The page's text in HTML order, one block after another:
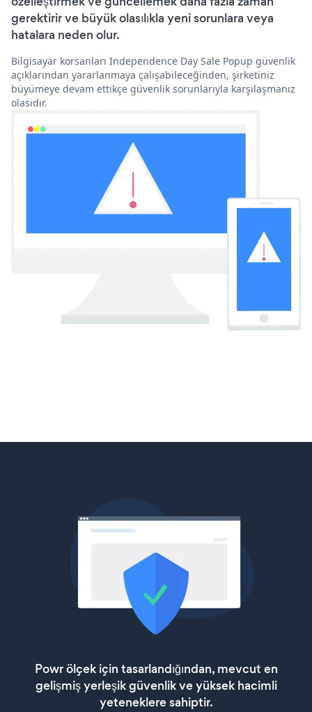
gerektirir ve büyük olasılıkla yeni sorunlara veya
hatalara neden olur.
Bilgisayar korsanları Independence Day Sale Popup güvenlik
açıklarından yararlanmaya çalışabileceğinden, şirketiniz
büyümeye devam ettikçe güvenlik sorunlarıyla karşılaşmanız
olasıdır.
Powr ölçek için tasarlandığından, mevcut en
gelişmiş yerleşik güvenlik ve yüksek hacimli
yeteneklere sahiptir.